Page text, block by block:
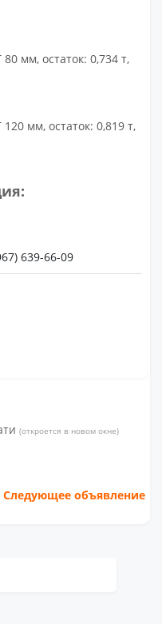
мм, остаток: 0,734 т,
мм, остаток: 0,819 т,
639-66-09
(откроется в новом окне)
Следующее объявление